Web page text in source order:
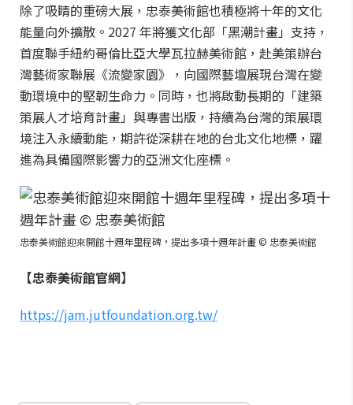
除了吸睛的重磅大展，忠泰美術館也積極將十年的文化
能量向外擴散。2027 年將獲文化部「黑潮計畫」支持，
首度聯手紐約哥倫比亞大學瓦拉赫美術館，赴美策辦台
灣藝術家聯展《流變家園》，向國際藝壇展現台灣在變
動環境中的堅韌生命力。同時，也將啟動長期的「建築
策展人才培育計畫」與專書出版，持續為台灣的策展環
境注入永續動能，期許從深耕在地的台北文化地標，躍
進為具備國際影響力的亞洲文化座標。
忠泰美術館迎來開館十週年里程碑，提出多項十週年計畫 © 忠泰美術館
【忠泰美術館官網】
https://jam.jutfoundation.org.tw/